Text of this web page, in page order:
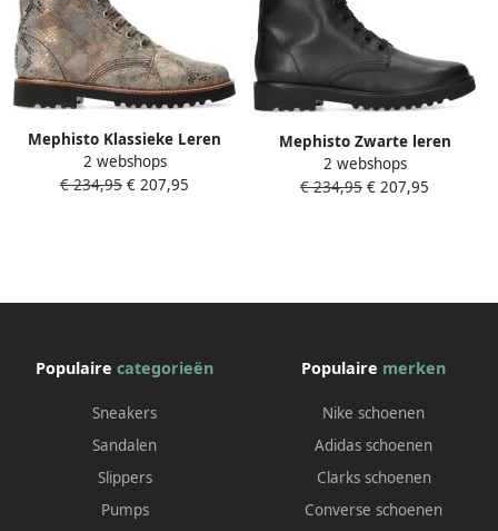
Mephisto Klassieke Leren
Enkellaars voor Dames
2 webshops
€ 234,95 € 207,95
Mephisto Zwarte leren
enkellaars voor dames
2 webshops
€ 234,95 € 207,95
Populaire categorieën
Sneakers
Sandalen
Slippers
Pumps
Populaire merken
Nike schoenen
Adidas schoenen
Clarks schoenen
Converse schoenen